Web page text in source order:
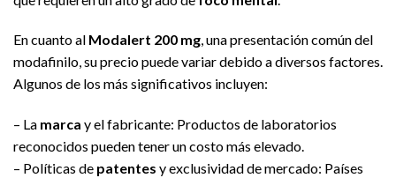
En cuanto al Modalert 200 mg, una presentación común del
modafinilo, su precio puede variar debido a diversos factores.
Algunos de los más significativos incluyen:
– La marca y el fabricante: Productos de laboratorios
reconocidos pueden tener un costo más elevado.
– Políticas de patentes y exclusividad de mercado: Países